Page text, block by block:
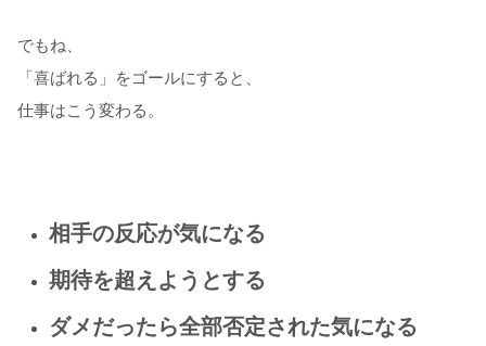
でもね、
「喜ばれる」をゴールにすると、
仕事はこう変わる。
相手の反応が気になる
期待を超えようとする
ダメだったら全部否定された気になる